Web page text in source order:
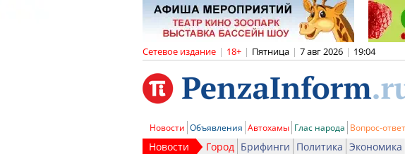
Сетевое издание | 18+ | Пятница | 7 авг 2026 | 19:04
Новости Объявления Автохамы Глас народа Вопрос-ответ
Новости Город Брифинги Политика Экономика